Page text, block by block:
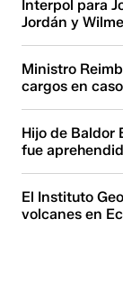
Interpol para
Jordán y
Ministro
cargos en
Hijo de Baldor
fue
El Instituto
volcanes en